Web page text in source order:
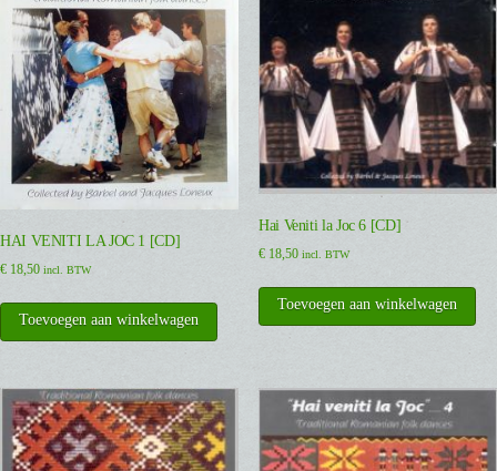
HAI VENITI LA JOC 1 [CD]
€ 18,50 incl. BTW
Toevoegen aan winkelwagen
Hai Veniti la Joc 6 [CD]
€18,50 incl. BTW
Toevoegen aan winkelwagen